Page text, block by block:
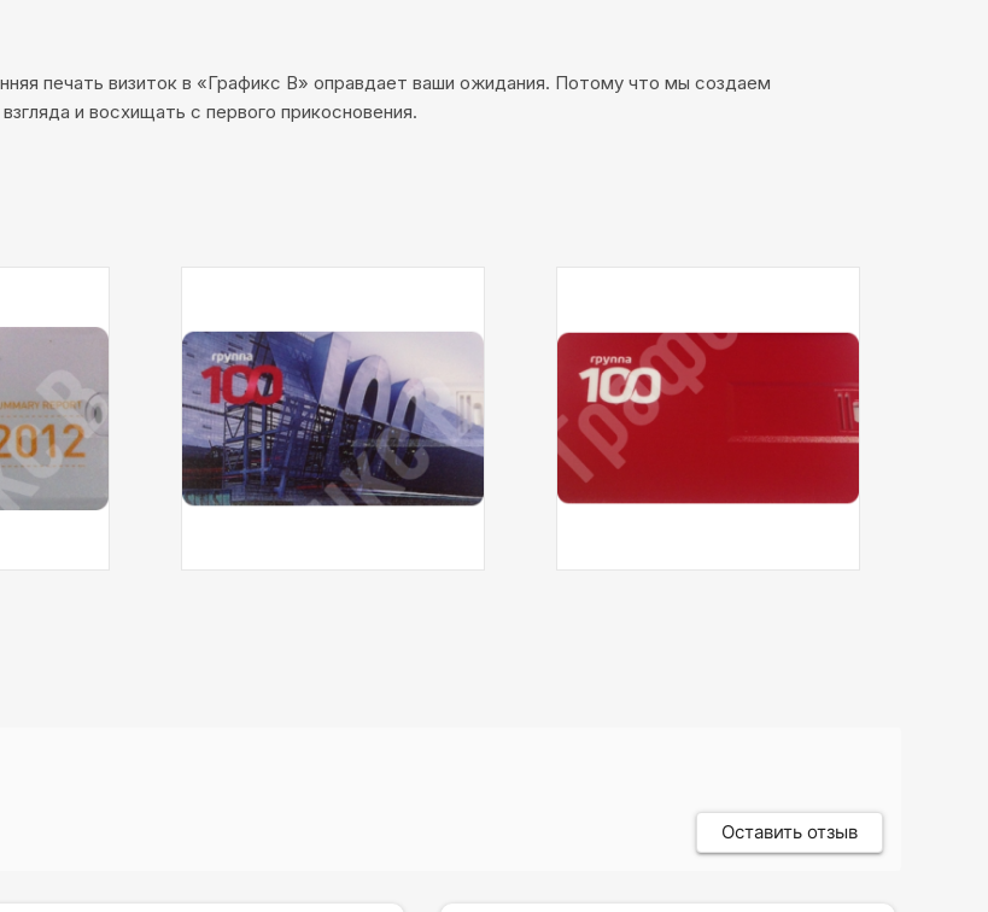
печать визиток в «Графикс В» оправдает ваши ожидания. Потому что мы создаем
и восхищать с первого прикосновения.
Тип
печати:
УФ печать
Описание:флешка-визитка
Тип
печати:
УФ печать
Описание: флешка-визитка
Оставить отзыв